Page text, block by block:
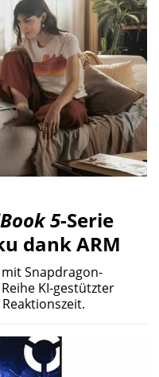
5-Serie
dank ARM
Snapdragon-
KI-gestützter